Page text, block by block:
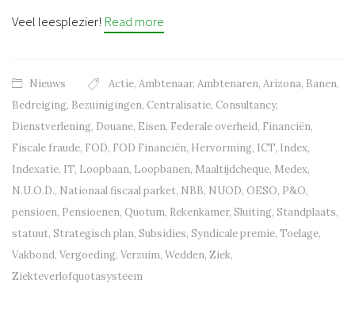
Veel leesplezier! Read more
Nieuws Actie, Ambtenaar, Ambtenaren, Arizona, Banen,
Bedreiging, Bezuinigingen, Centralisatie, Consultancy,
Dienstverlening, Douane, Eisen, Federale overheid, Financiën,
Fiscale fraude, FOD, FOD Financiën, Hervorming, ICT, Index,
Indexatie, IT, Loopbaan, Loopbanen, Maaltijdcheque, Medex,
N.U.O.D., Nationaal fiscaal parket, NBB, NUOD, OESO, P&O,
pensioen, Pensioenen, Quotum, Rekenkamer, Sluiting, Standplaats,
statuut, Strategisch plan, Subsidies, Syndicale premie, Toelage,
Vakbond, Vergoeding, Verzuim, Wedden, Ziek,
Ziekteverlofquotasysteem